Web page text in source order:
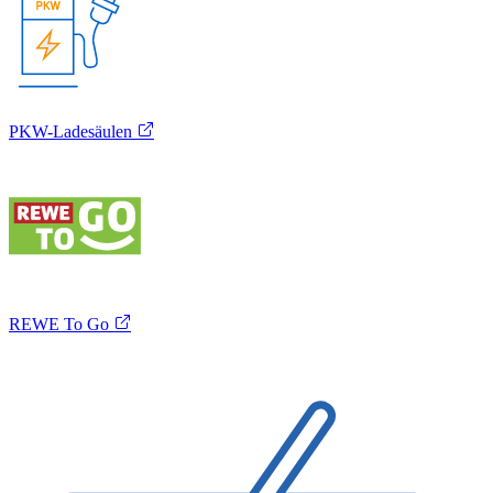
PKW-Ladesäulen
REWE To Go